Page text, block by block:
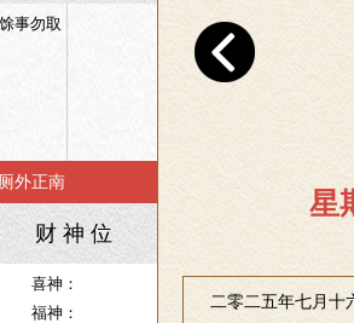
馀事勿取
外正南
财 神 位
喜神：
福神：
星
二零二五年七月十